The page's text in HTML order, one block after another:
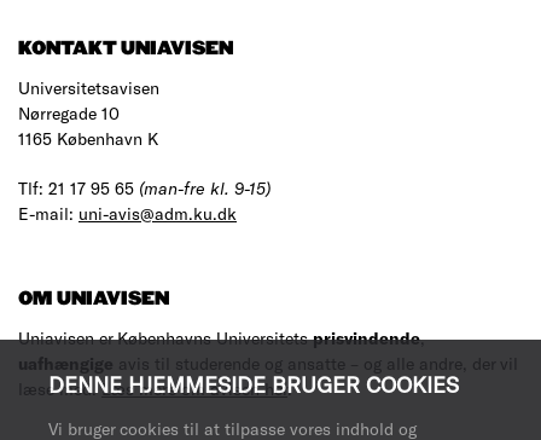
DENNE HJEMMESIDE BRUGER COOKIES
Vi bruger cookies til at tilpasse vores indhold og
KONTAKT UNIAVISEN
Universitetsavisen
Nørregade 10
1165 København K
Tlf: 21 17 95 65 (man-fre kl. 9-15)
E-mail: uni-avis@adm.ku.dk
OM UNIAVISEN
Uniavisen er Københavns Universitetsprisvindende,
uafhængige avis til studerende og ansatte – og alle andre, der vil
læse med.Læs mere om avisen her.